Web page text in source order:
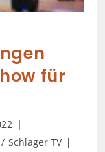
für
/ Schlager TV